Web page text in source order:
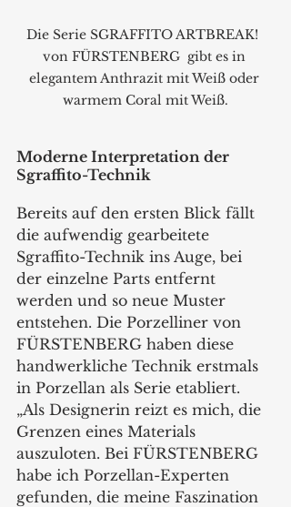
Die Serie SGRAFFITO ARTBREAK!
von FÜRSTENBERG  gibt es in
elegantem Anthrazit mit Weiß oder
warmem Coral mit Weiß.
Moderne Interpretation der
Sgraffito-Technik
Bereits auf den ersten Blick fällt
die aufwendig gearbeitete
Sgraffito-Technik ins Auge, bei
der einzelne Parts entfernt
werden und so neue Muster
entstehen. Die Porzelliner von
FÜRSTENBERG haben diese
handwerkliche Technik erstmals
in Porzellan als Serie etabliert.
„Als Designerin reizt es mich, die
Grenzen eines Materials
auszuloten. Bei FÜRSTENBERG
habe ich Porzellan-Experten
gefunden, die meine Faszination